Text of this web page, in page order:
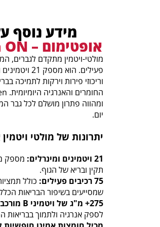
מידע נוסף
אופטימום – Opti-Men Multivitamin ON
פעילים. הוא
וריכוזי פירות וירקות לתמיכה
ומהווה פתרון מושלם לכל גבר
יום.
יתרונות של מולטי
21 ויטמינים ומינרלים:
מספק
תקין ובריא של הגוף.
75 רכיבים פעילים:
כולל
שמסייעים בשיפור הבריאות
275+ מ"ג של ויטמיני B מורכבים לכל מנה:
לספק אנרגיה ולתמוך בבריאות